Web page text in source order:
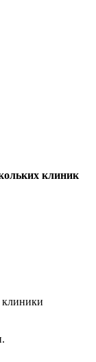
клиник
клиники